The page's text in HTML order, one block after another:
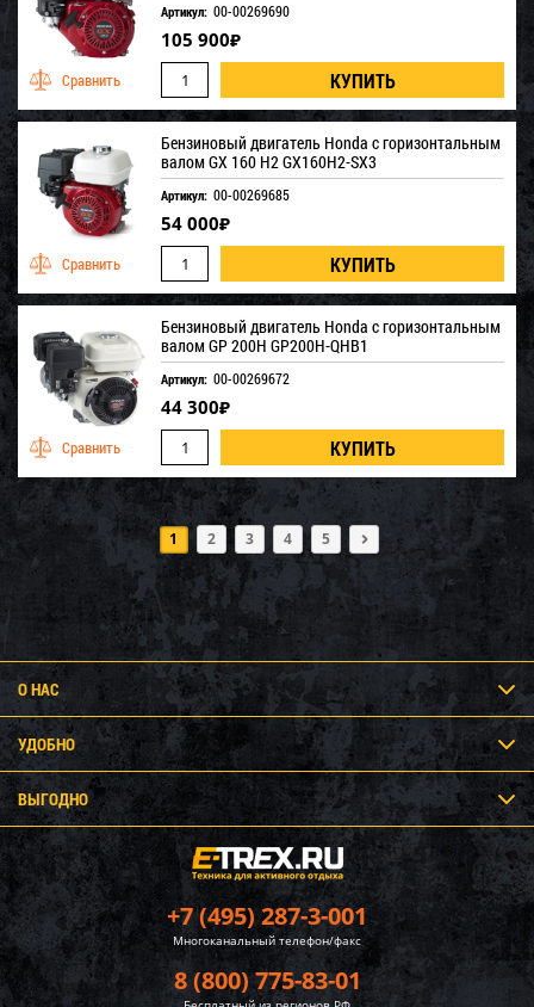
Артикул: 00-00269690
105 900₽
Бензиновый двигатель Honda с горизонтальным
валом GX 160 H2 GX160H2-SX3
Артикул: 00-00269685
54 000₽
Бензиновый двигатель Honda с горизонтальным
валом GP 200H GP200H-QHB1
Артикул: 00-00269672
44 300₽
1 2 3 4 5
+7 (495) 287-3-001
Многоканальный телефон/факс
8 (800) 775-83-01
О НАС
УДОБНО
ВЫГОДНО